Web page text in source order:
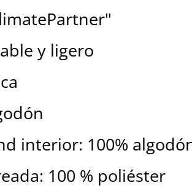
y ligero
interior: 100%
100 % poliéster